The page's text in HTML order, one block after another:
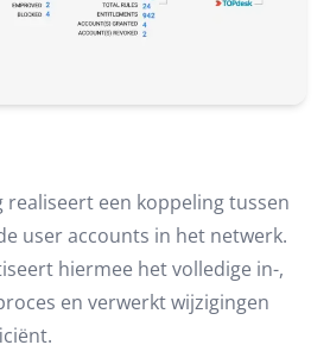
realiseert een koppeling tussen
user accounts in het netwerk.
hiermee het volledige in-,
en verwerkt wijzigingen